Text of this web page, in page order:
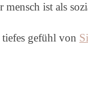
ist als
gefühl von